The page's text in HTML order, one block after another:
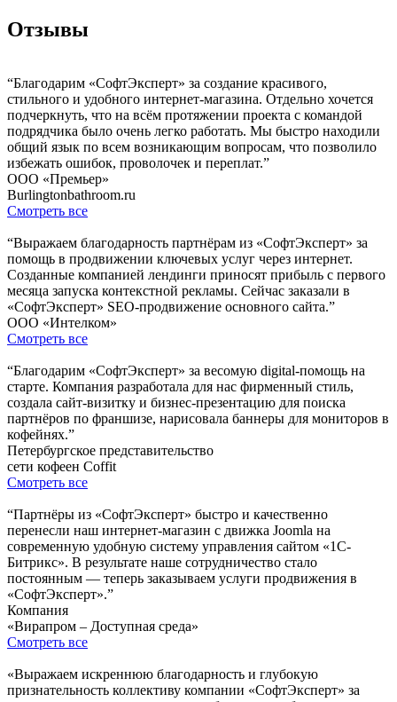
Отзывы
“Благодарим «СофтЭксперт» за создание красивого,
стильного и удобного интернет-магазина. Отдельно хочется
подчеркнуть, что на всём протяжении проекта с командой
подрядчика было очень легко работать. Мы быстро находили
общий язык по всем возникающим вопросам, что позволило
избежать ошибок, проволочек и переплат.”
ООО «Премьер»
Burlingtonbathroom.ru
Смотреть все
“Выражаем благодарность партнёрам из «СофтЭксперт» за
помощь в продвижении ключевых услуг через интернет.
Созданные компанией лендинги приносят прибыль с первого
месяца запуска контекстной рекламы. Сейчас заказали в
«СофтЭксперт» SEO-продвижение основного сайта.”
ООО «Интелком»
Смотреть все
“Благодарим «СофтЭксперт» за весомую digital-помощь на
старте. Компания разработала для нас фирменный стиль,
создала сайт-визитку и бизнес-презентацию для поиска
партнёров по франшизе, нарисовала баннеры для мониторов в
кофейнях.”
Петербургское представительство
сети кофеен Coffit
Смотреть все
“Партнёры из «СофтЭксперт» быстро и качественно
перенесли наш интернет-магазин с движка Joomla на
современную удобную систему управления сайтом «1С-
Битрикс». В результате наше сотрудничество стало
постоянным — теперь заказываем услуги продвижения в
«СофтЭксперт».”
Компания
«Вирапром – Доступная среда»
Смотреть все
«Выражаем искреннюю благодарность и глубокую
признательность коллективу компании «СофтЭксперт» за